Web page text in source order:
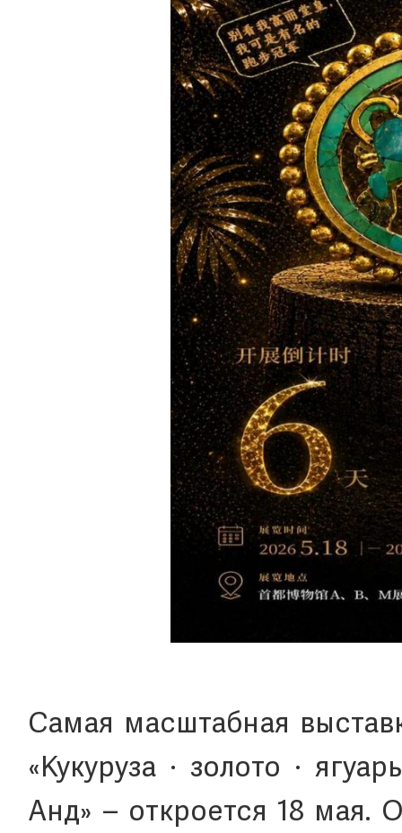
Самая масштабная
«Кукуруза · золото ·
Анд» – откроется 18 мая.